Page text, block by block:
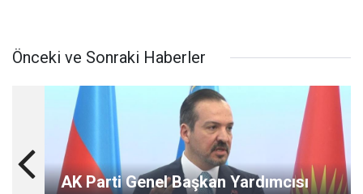
Önceki ve Sonraki Haberler
AK Parti Genel Başkan Yardımcısı